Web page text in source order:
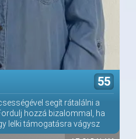
55
segít rátalálni a
hozzá bizalommal, ha
lelki támogatásra vágysz